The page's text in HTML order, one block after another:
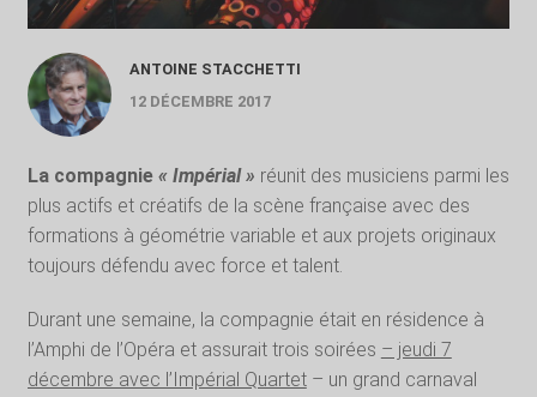
ANTOINE STACCHETTI
12 DÉCEMBRE 2017
La compagnie « Impérial » réunit des musiciens parmi les
plus actifs et créatifs de la scène française avec des
formations à géométrie variable et aux projets originaux
toujours défendu avec force et talent.
Durant une semaine, la compagnie était en résidence à
l’Amphi de l’Opéra et assurait trois soirées – jeudi 7
décembre avec l’Impérial Quartet– un grand carnaval